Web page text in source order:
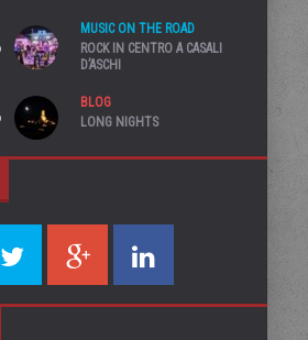
MUSIC ON THE ROAD
ROCK IN CENTRO A CASALI
D’ASCHI
BLOG
LONG NIGHTS